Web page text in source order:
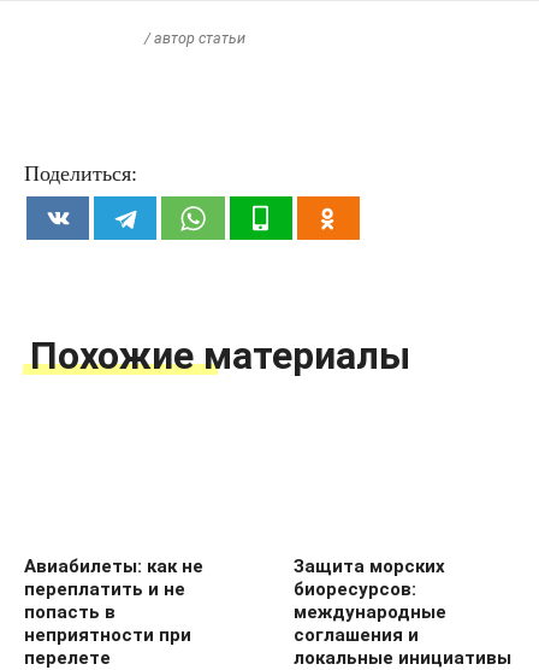
/ автор статьи
Поделиться:
Похожие материалы
Авиабилеты: как не
переплатить и не
попасть в
неприятности при
перелете
Защита морских
биоресурсов:
международные
соглашения и
локальные инициативы